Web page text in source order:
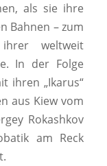
als sie ihre
Bahnen – zum
weltweit
In der Folge
ihren „Ikarus“
aus Kiew vom
Rokashkov
am Reck